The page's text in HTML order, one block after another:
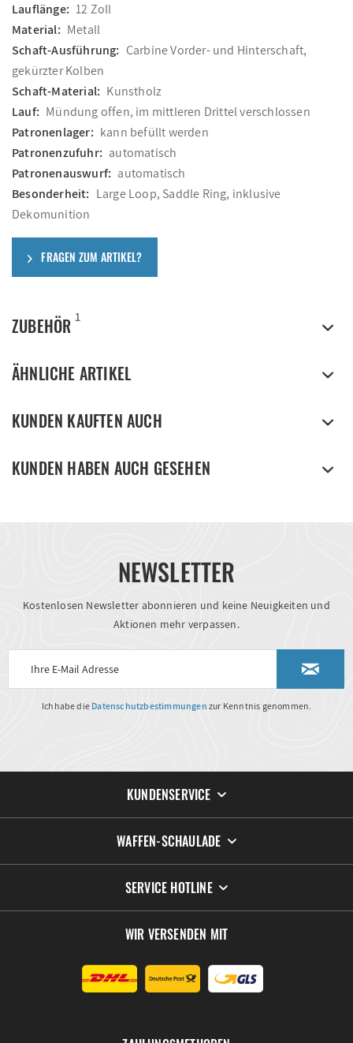
Lauflänge: 12 Zoll
Material: Metall
Schaft-Ausführung: Carbine Vorder- und Hinterschaft,
gekürzter Kolben
Schaft-Material: Kunstholz
Lauf: Mündung offen, im mittleren Drittel verschlossen
Patronenlager: kann befüllt werden
Patronenzufuhr: automatisch
Patronenauswurf: automatisch
Besonderheit: Large Loop, Saddle Ring, inklusive
Dekomunition
FRAGEN ZUM ARTIKEL?
ZUBEHÖR 1
ÄHNLICHE ARTIKEL
KUNDEN KAUFTEN AUCH
KUNDEN HABEN AUCH GESEHEN
NEWSLETTER
Kostenlosen Newsletter abonnieren und keine Neuigkeiten und
Aktionen mehr verpassen.
Ich habe die Datenschutzbestimmungen zur Kenntnis genommen.
KUNDENSERVICE
WAFFEN-SCHAULADE
SERVICE HOTLINE
WIR VERSENDEN MIT